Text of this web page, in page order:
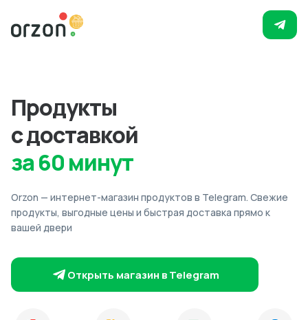
Продукты
с доставкой
за 60 минут
Orzon — интернет-магазин продуктов в Telegram. Свежие
продукты, выгодные цены и быстрая доставка прямо к
вашей двери
Открыть магазин в Telegram